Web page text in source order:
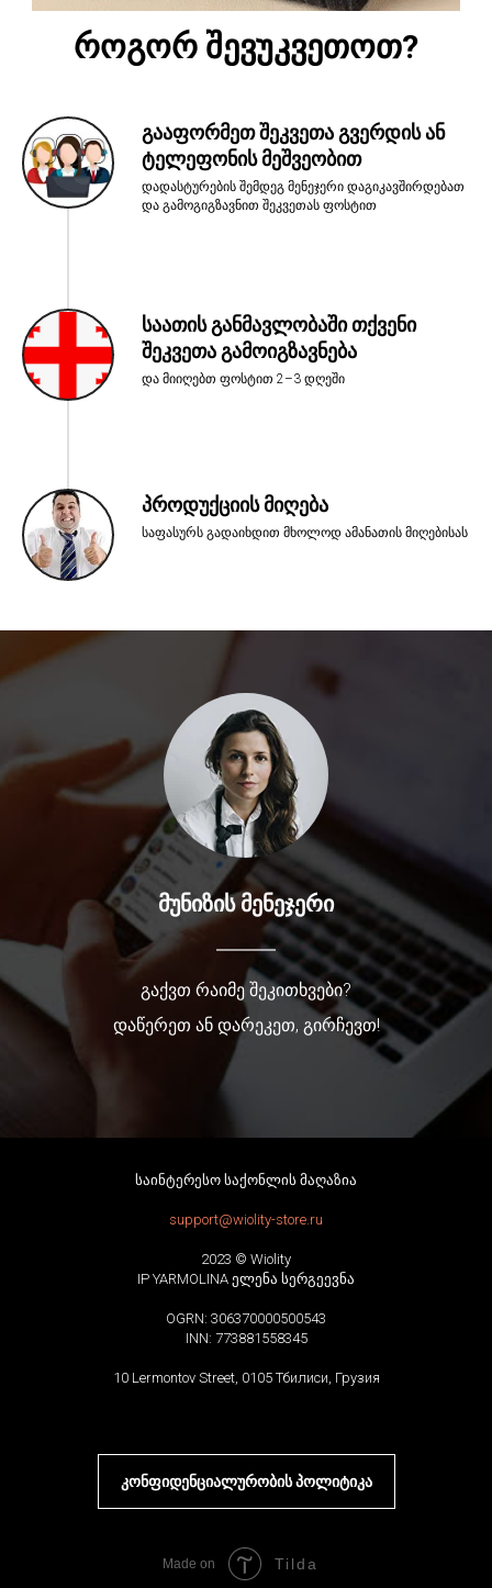
როგორ შევუკვეთოთ?
გააფორმეთ შეკვეთა გვერდის ან
ტელეფონის მეშვეობით
დადასტურების შემდეგ მენეჯერი დაგიკავშირდებათ
და გამოგიგზავნით შეკვეთას ფოსტით
საათის განმავლობაში თქვენი
შეკვეთა გამოიგზავნება
და მიიღებთ ფოსტით 2–3 დღეში
პროდუქციის მიღება
საფასურს გადაიხდით მხოლოდ ამანათის მიღებისას
მუნიზის მენეჯერი
გაქვთ რაიმე შეკითხვები?
დაწერეთ ან დარეკეთ, გირჩევთ!
საინტერესო საქონლის მაღაზია
support@wiolity-store.ru
2023 © Wiolity
IP YARMOLINA ელენა სერგეევნა
OGRN: 306370000500543
INN: 773881558345
10 Lermontov Street, 0105 Тбилиси, Грузия
კონფიდენციალურობის პოლიტიკა
Made on Tilda